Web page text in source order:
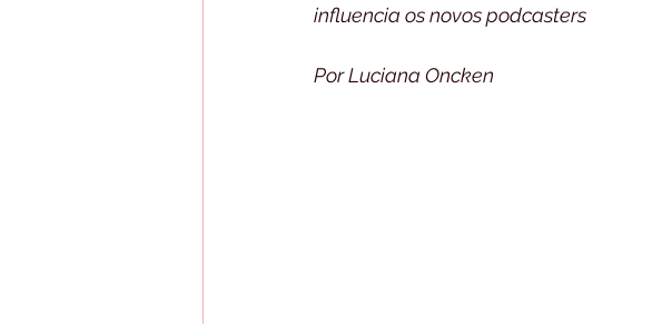
influencia os novos podcasters
Por Luciana Oncken